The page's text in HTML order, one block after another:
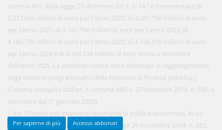
comma 431, della legge 27 dicembre 2013, n. 147 è incrementato di
5.337,946 milioni di euro per l'anno 2020, di 4.381,756 milioni di euro
per l'anno 2021, di 4.181,756 milioni di euro per l'anno 2022, di
4.180,756 milioni di euro per l'anno 2023, di 4.166,516 milioni di euro
per l'anno 2024 e di 4.168,136 milioni di euro annui a decorrere
dall'anno 2025. Le predette risorse sono destinate al raggiungimento
degli obiettivi programmatici della manovra di finanza pubblica.]
(Comma abrogato dall’art. 1, comma 860, L. 27 dicembre 2019, n. 160, a
decorrere dal 1° gennaio 2020)
1-bis. Il Fondo per interventi strutturali di politica economica, di cui
all'articolo 10, comma 5, del decreto-legge 29 novembre 2004, n. 282,
450,00 € ANNUALI
anziché570.00€ ,risparmi il 21%!
Acquista ora
48,00 € MENSILI
Acquista ora
Per saperne di più Accesso abbonati